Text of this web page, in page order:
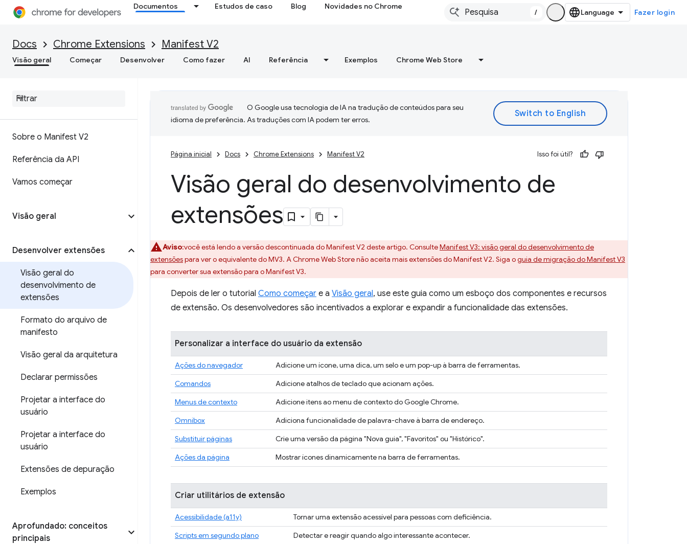
Documentos Estudos de caso Blog Novidades no Chrome
/ Fazer login
Docs Chrome Extensions Manifest V2
Visão geral Começar Desenvolver Como fazer AI Referência Exemplos Chrome Web Store
Sobre o Manifest V2
Referência da API
Vamos começar
Visão geral
Desenvolver extensões
Visão geral do
desenvolvimento de
extensões
Formato do arquivo de
manifesto
Visão geral da arquitetura
Declarar permissões
Projetar a interface do
usuário
Projetar a interface do
usuário
Extensões de depuração
Exemplos
Aprofundado: conceitos
principais
O Google usa tecnologia de IA na tradução de conteúdos para seu
idioma de preferência. As traduções com IA podem ter erros.
Página inicial Docs Chrome Extensions Manifest V2 Isso foi útil?
Visão geral do desenvolvimento de
extensões
Aviso:você está lendo a versão descontinuada do Manifest V2 deste artigo. ConsulteManifest V3: visão geral do desenvolvimento de
extensõespara ver o equivalente do MV3. A Chrome Web Store não aceita mais extensões do Manifest V2. Siga oguia de migração do Manifest V3
para converter sua extensão para o Manifest V3.
Depois de ler o tutorial Como começar e a Visão geral, use este guia como um esboço dos componentes e recursos
de extensão. Os desenvolvedores são incentivados a explorar e expandir a funcionalidade das extensões.
Personalizar a interface do usuário da extensão
Ações do navegador
Adicione um ícone, uma dica, um selo e um pop-up à barra de ferramentas.
Comandos
Adicione atalhos de teclado que acionam ações.
Menus de contexto
Adicione itens ao menu de contexto do Google Chrome.
Omnibox
Adiciona funcionalidade de palavra-chave à barra de endereço.
Substituir páginas
Crie uma versão da página "Nova guia", "Favoritos" ou "Histórico".
Ações da página
Mostrar ícones dinamicamente na barra de ferramentas.
Criar utilitários de extensão
Acessibilidade (a11y)
Tornar uma extensão acessível para pessoas com deficiência.
Scripts em segundo plano
Detectar e reagir quando algo interessante acontecer.